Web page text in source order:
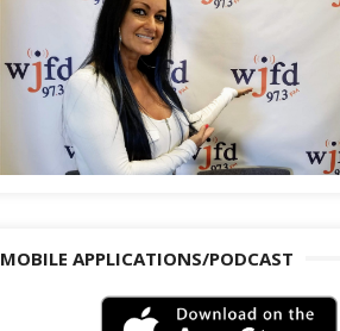
MOBILE APPLICATIONS/PODCAST